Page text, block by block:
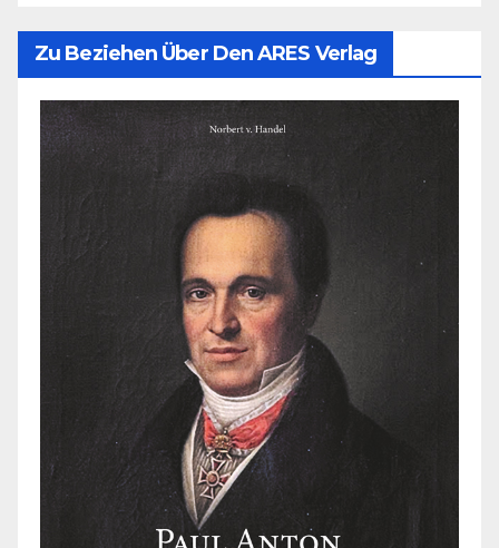
Zu Beziehen Über Den ARES Verlag